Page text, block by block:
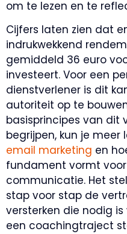
om te lezen en te
Cijfers laten zien dat
indrukwekkend
gemiddeld 36 euro
investeert. Voor een
dienstverlener is dit
autoriteit op te
basisprincipes van dit
begrijpen, kun je meer
email marketing en
fundament vormt
communicatie. Het
stap voor stap de
versterken die nodig
een coachingtraject